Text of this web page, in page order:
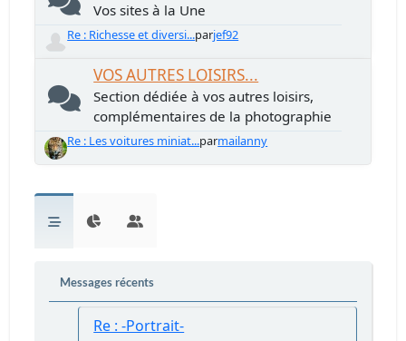
Vos sites à la Une
Re : Richesse et diversi...parjef92
VOS AUTRES LOISIRS...
Section dédiée à vos autres loisirs,
complémentaires de la photographie
Re : Les voitures miniat...parmailanny
Messages récents
Re : -Portrait-